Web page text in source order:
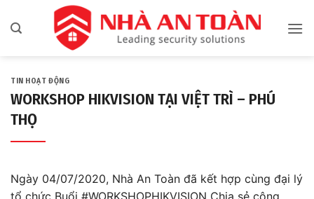
qua
TIN HOẠT ĐỘNG
WORKSHOP HIKVISION TẠI VIỆT TRÌ – PHÚ
THỌ
Ngày 04/07/2020, Nhà An Toàn đã kết hợp cùng đại lý
tổ chức Buổi #WORKSHOPHIKVISION Chia sẻ công